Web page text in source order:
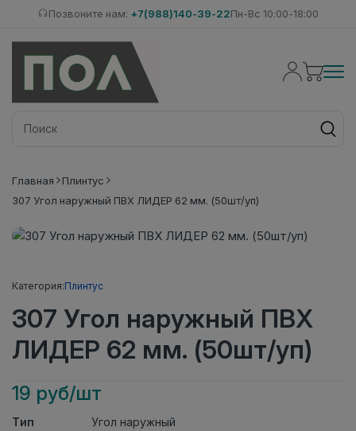
Позвоните нам: +7(988)140-39-22Пн-Вс 10:00-18:00
Главная
Плинтус
307 Угол наружный ПВХ ЛИДЕР 62 мм. (50шт/уп)
Категория:Плинтус
307 Угол наружный ПВХ
ЛИДЕР 62 мм. (50шт/уп)
19 руб/шт
Тип
Угол наружный